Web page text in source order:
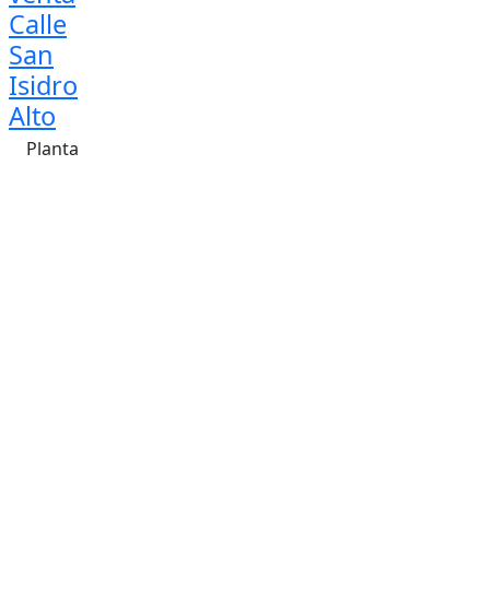
Calle
San
Isidro
Alto
Planta